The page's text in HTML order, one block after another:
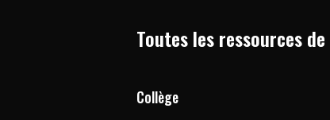
Toutes les ressources de
Collège